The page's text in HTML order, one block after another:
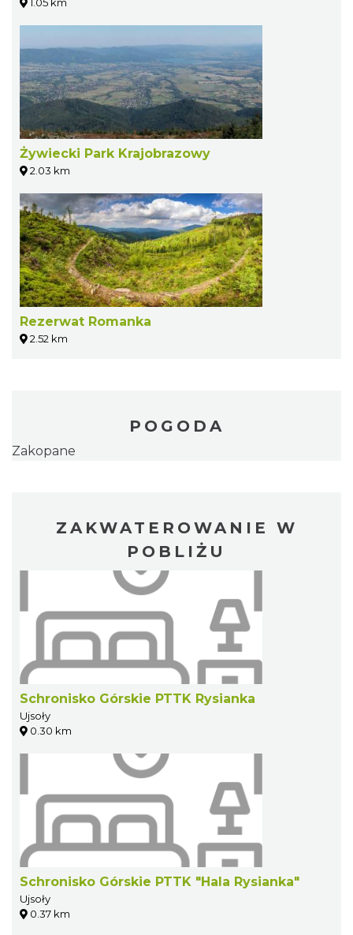
Żywiecki Park Krajobrazowy
2.03 km
Rezerwat Romanka
2.52 km
POGODA
Zakopane
ZAKWATEROWANIE W
POBLIŻU
Schronisko Górskie PTTK Rysianka
Ujsoły
0.30 km
Schronisko Górskie PTTK "Hala Rysianka"
Ujsoły
0.37 km